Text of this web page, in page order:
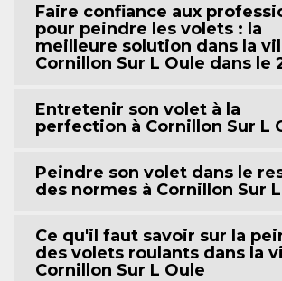
Faire confiance aux
pour peindre les volets : la
meilleure solution dans la
Cornillon Sur L Oule dans le
Entretenir son volet à la
perfection à Cornillon Sur L
Peindre son volet dans le
des normes à Cornillon Sur
Ce qu'il faut savoir sur la
des volets roulants dans la
Cornillon Sur L Oule